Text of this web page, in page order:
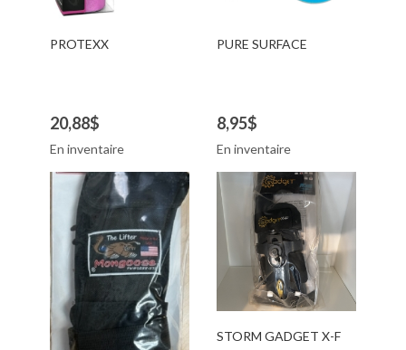
PROTEXX
20,88$
En inventaire
PURE SURFACE
8,95$
En inventaire
STORM GADGET X-F